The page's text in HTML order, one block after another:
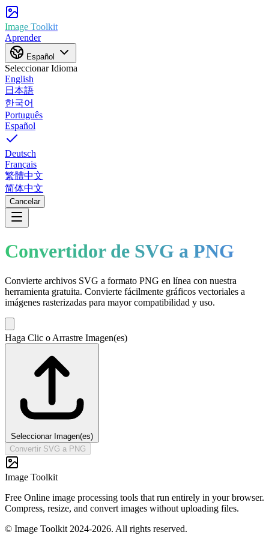
Image Toolkit
Aprender
Español
Seleccionar Idioma
English
日本語
한국어
Português
Español
Deutsch
Français
繁體中文
简体中文
Cancelar
Convertidor de SVG a PNG
Convierte archivos SVG a formato PNG en línea con nuestra
herramienta gratuita. Convierte fácilmente gráficos vectoriales a
imágenes rasterizadas para mayor compatibilidad y uso.
Haga Clic o Arrastre Imagen(es)
Seleccionar Imagen(es)
Convertir SVG a PNG
Image Toolkit
Free Online image processing tools that run entirely in your browser.
Compress, resize, and convert images without uploading files.
© Image Toolkit 2024-2026. All rights reserved.